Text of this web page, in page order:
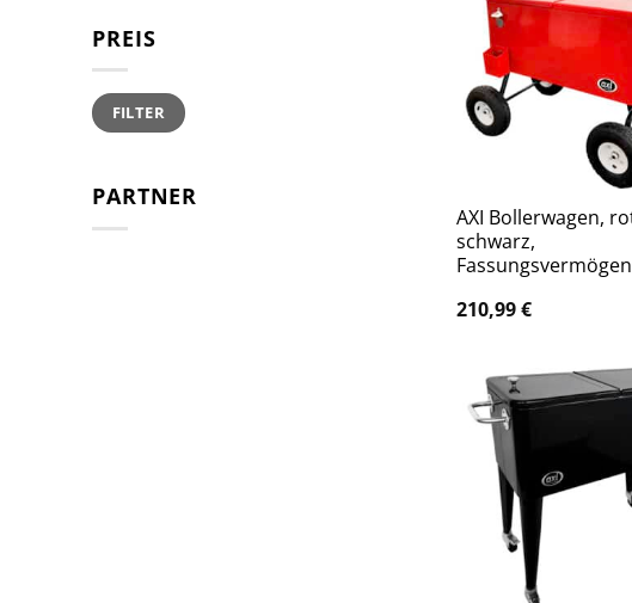
PREIS
Min.
Preis
Max.
PreisFILTER
PARTNER
AXI Bollerwagen,
schwarz,
210,99€